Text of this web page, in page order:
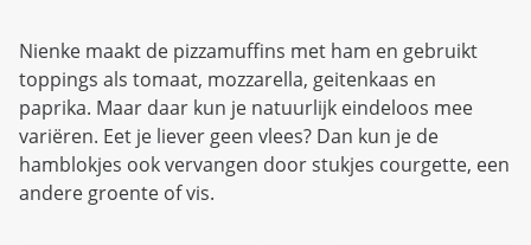
Nienke maakt de pizzamuffins met ham en gebruikt
toppings als tomaat, mozzarella, geitenkaas en
paprika. Maar daar kun je natuurlijk eindeloos mee
variëren. Eet je liever geen vlees? Dan kun je de
hamblokjes ook vervangen door stukjes courgette, een
andere groente of vis.